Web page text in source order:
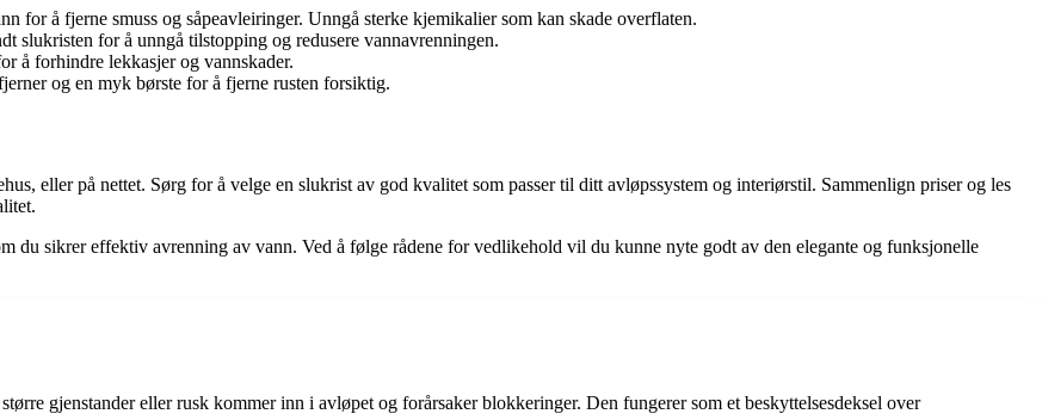
for å fjerne smuss og såpeavleiringer. Unngå sterke kjemikalier som kan skade overflaten.
slukristen for å unngå tilstopping og redusere vannavrenningen.
å forhindre lekkasjer og vannskader.
og en myk børste for å fjerne rusten forsiktig.
eller på nettet. Sørg for å velge en slukrist av god kvalitet som passer til ditt avløpssystem og interiørstil. Sammenlign priser og les
du sikrer effektiv avrenning av vann. Ved å følge rådene for vedlikehold vil du kunne nyte godt av den elegante og funksjonelle
gjenstander eller rusk kommer inn i avløpet og forårsaker blokkeringer. Den fungerer som et beskyttelsesdeksel over